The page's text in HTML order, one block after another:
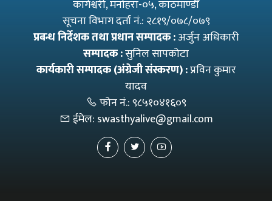
कागेश्वरी, मनाेहरा-०५, काठमाण्डौँ
सूचना विभाग दर्ता नं.: २८१९/०७८/०७९
प्रबन्ध निर्देशक तथा प्रधान सम्पादक :अर्जुन अधिकारी
सम्पादक :सुनिल सापकोटा
कार्यकारी सम्पादक (अंग्रेजी संस्करण) :प्रविन कुमार
यादव
फोन नं.:९८५१०४१६०९
ईमेल: swasthyalive@gmail.com